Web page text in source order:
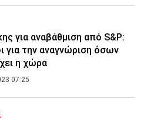
για αναβάθμιση από S&P:
για την αναγνώριση όσων
η χώρα
07:25